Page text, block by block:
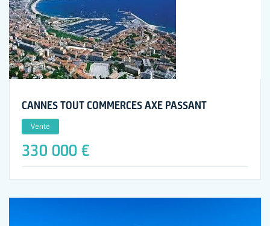
CANNES TOUT COMMERCES AXE PASSANT
Vente
330 000 €